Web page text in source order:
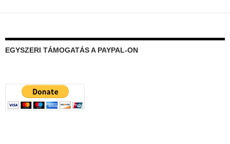
EGYSZERI TÁMOGATÁS A PAYPAL-ON